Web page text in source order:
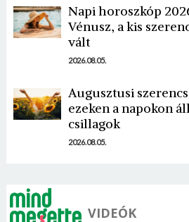
Napi horoszkóp
Vénusz, a kis
vált
2026.08.05.
Augusztusi
ezeken a napokon
csillagok
2026.08.05.
VIDEÓK
Mégse